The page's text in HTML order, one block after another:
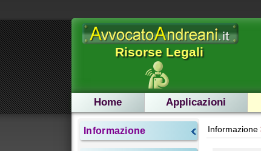
Risorse Legali
Home Applicazioni
Informazione Informazione